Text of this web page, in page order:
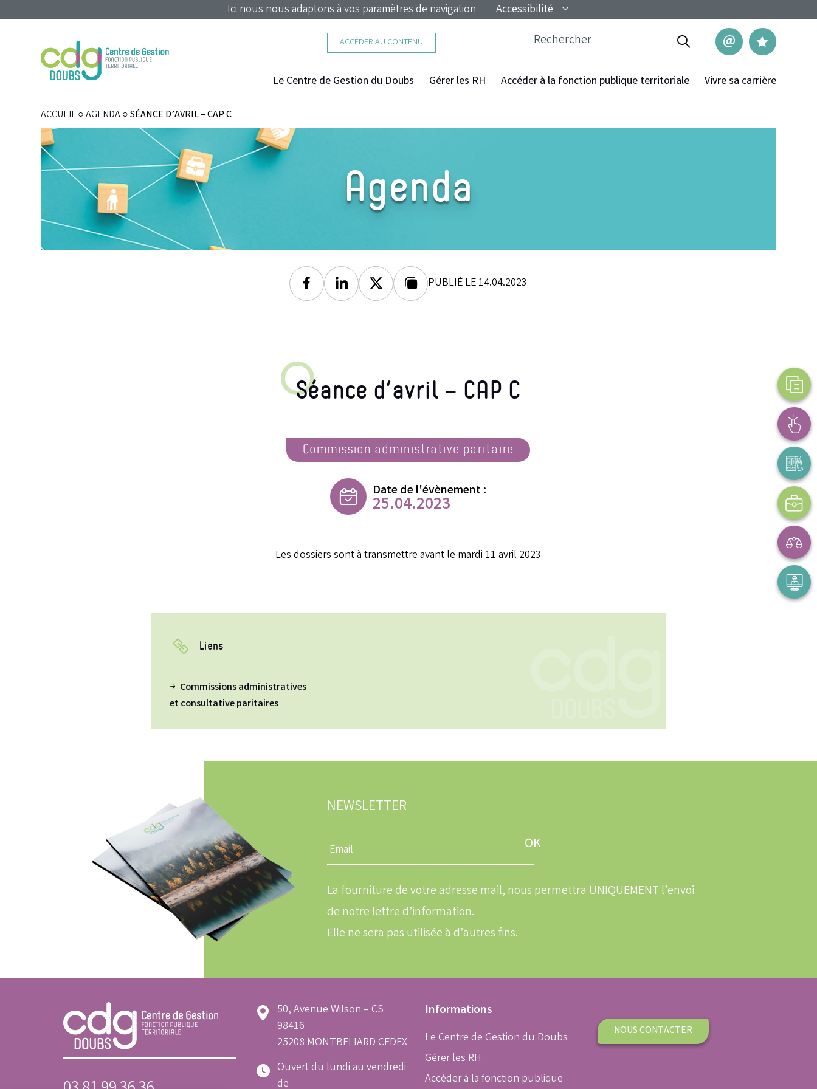
ACCÉDER AU CONTENU
Ici nous nous adaptons à vos paramètres de navigation Accessibilité
Rechercher
NousMes
Le Centre de Gestion du Doubs Gérer les RH Accéder à la fonction publique territoriale Vivre sa carrière
ACCUEIL○AGENDA○SÉANCE D’AVRIL – CAP C
Agenda
FacebookLinkedinTwitterLien copié
PUBLIÉ LE 14.04.2023
Séance d’avril – CAP C
Commission administrative paritaire
Date de l'évènement :
25.04.2023
Les dossiers sont à transmettre avant le mardi 11 avril 2023
Liens
Commissions administratives
et consultative paritaires
NEWSLETTER
Entrez
une
email
La fourniture de votre adresse mail, nous permettra UNIQUEMENT l’envoi
de notre lettre d’information.
Elle ne sera pas utilisée à d’autres fins.
50, Avenue Wilson – CS
98416
25208 MONTBELIARD CEDEX
Ouvert du lundi au vendredi
de
Informations
Le Centre de Gestion du Doubs
Gérer les RH
Accéder à la fonction publique
NOUS CONTACTER